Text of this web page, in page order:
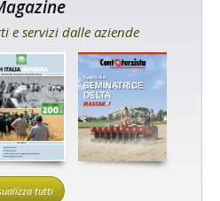
e servizi dalle aziende
tutti